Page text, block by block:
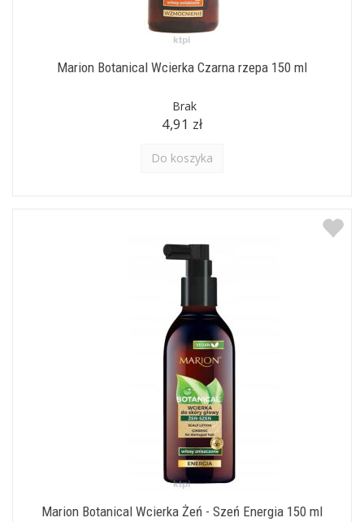
Marion Botanical Wcierka Czarna rzepa 150 ml
Brak
4,91 zł
Do koszyka
Marion Botanical Wcierka Żeń - Szeń Energia 150 ml